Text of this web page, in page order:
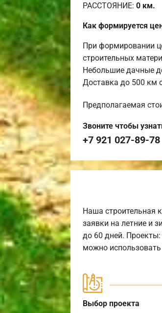
РАССТОЯНИЕ: 0 км.
Как формируется
При формировании
строительных
Небольшие дачные
Доставка до 500 км
Предполагаемая
Звоните чтобы
+7 921 027-89-78
Наша строительная
заявки на летние и
до 60 дней.
можно
Выбор проекта